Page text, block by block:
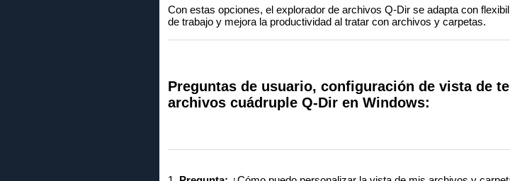
Con estas opciones, el explorador de archivos Q-Dir se adapta con
de trabajo y mejora la productividad al tratar con archivos y carpetas.
Preguntas de usuario, configuración de vista de
archivos cuádruple Q-Dir en Windows: